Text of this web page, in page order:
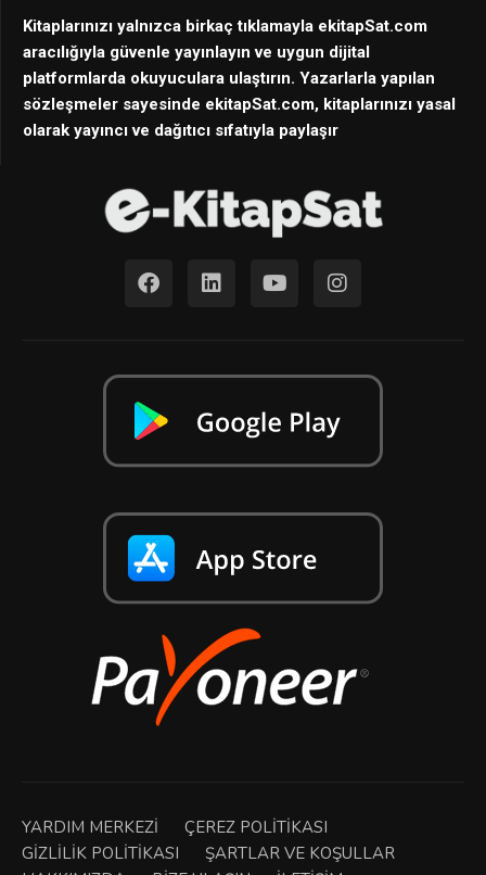
YARDIM MERKEZI
ÇEREZ POLITIKASI
GIZLILIK POLITIKASI
ŞARTLAR VE KOŞULLAR
Kitaplarınızı yalnızca birkaç tıklamayla ekitapSat.com
aracılığıyla güvenle yayınlayın ve uygun dijital
platformlarda okuyuculara ulaştırın. Yazarlarla yapılan
sözleşmeler sayesinde ekitapSat.com, kitaplarınızı yasal
olarak yayıncı ve dağıtıcı sıfatıyla paylaşır